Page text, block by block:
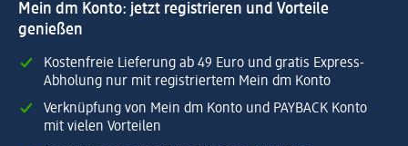
Mein dm Konto: jetzt registrieren und Vorteile
genießen
Kostenfreie Lieferung ab 49 Euro und gratis Express-
Abholung nur mit registriertem Mein dm Konto
Verknüpfung von Mein dm Konto und PAYBACK Konto
mit vielen Vorteilen